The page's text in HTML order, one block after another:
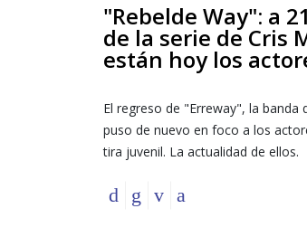
"Rebelde Way": a
de la serie de Cris
están hoy los
El regreso de "Erreway", la banda
puso de nuevo en foco a los
tira juvenil. La actualidad de ellos.